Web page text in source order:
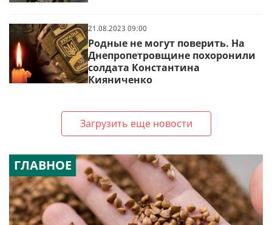
21.08.2023 09:00
Родные не могут поверить. На
Днепропетровщине похоронили
солдата Константина
Кияниченко
Загрузить еще новости
ГЛАВНОЕ